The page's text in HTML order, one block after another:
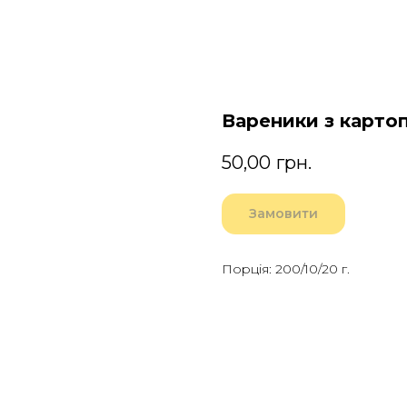
Вареники з
50,00 грн.
Замовити
Порція: 200/10/20 г.